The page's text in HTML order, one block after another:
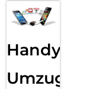
Handy
Umzug